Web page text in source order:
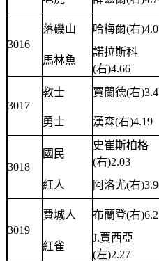
3016
落磯山 哈梅爾(右
馬林魚
諾拉斯科
(右)4.66
3017
教士 賈蘭德(右
勇士 漢森(右)4.19
3018
國民
史崔斯柏格
(右)2.03
紅人 阿洛尤(右
3019
費城人 布蘭登(右
紅雀
J.賈西亞
(左)2.27